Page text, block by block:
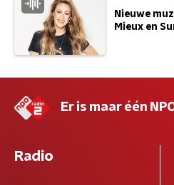
Nieuwe
Mieux en
Er is maar één
Radio